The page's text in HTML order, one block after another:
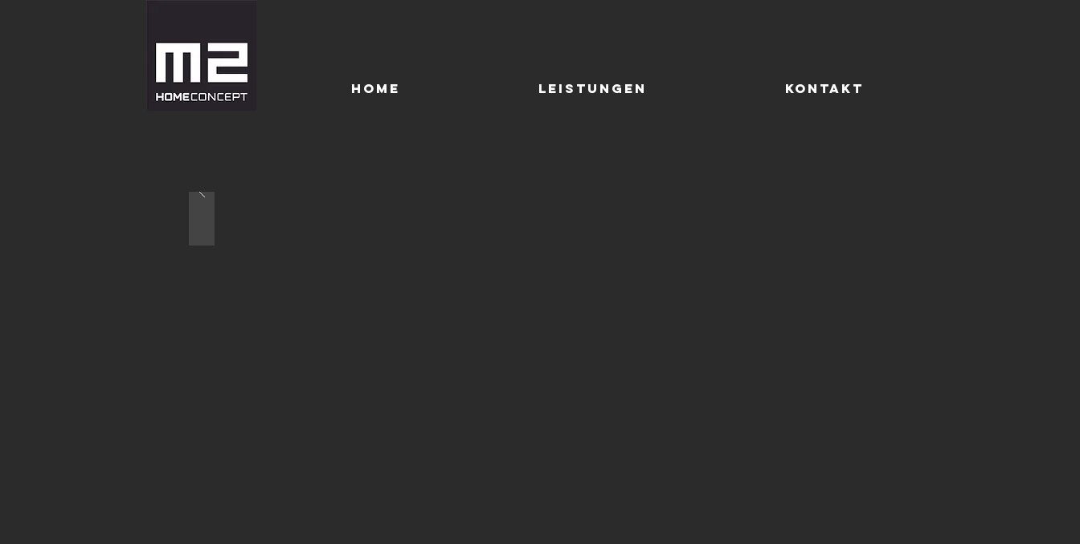
Home LEISTUNGEN KONTAKT